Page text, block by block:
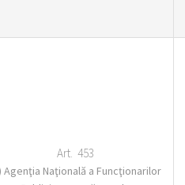
Art. 453
Agenţia Naţională a Funcţionarilor